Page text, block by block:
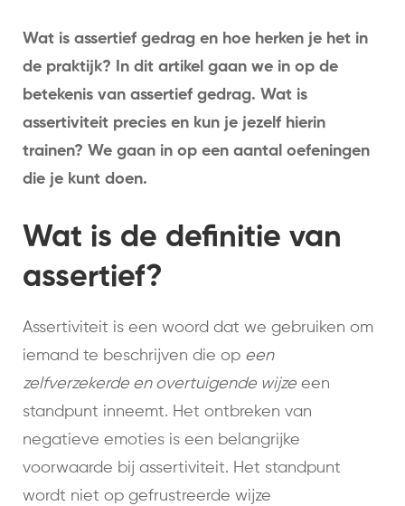
Wat is assertief gedrag en hoe herken je het in
de praktijk? In dit artikel gaan we in op de
betekenis van assertief gedrag. Wat is
assertiviteit precies en kun je jezelf hierin
trainen? We gaan in op een aantal oefeningen
die je kunt doen.
Wat is de definitie van
assertief?
Assertiviteit is een woord dat we gebruiken om
iemand te beschrijven die op een
zelfverzekerde en overtuigende wijze een
standpunt inneemt. Het ontbreken van
negatieve emoties is een belangrijke
voorwaarde bij assertiviteit. Het standpunt
wordt niet op gefrustreerde wijze